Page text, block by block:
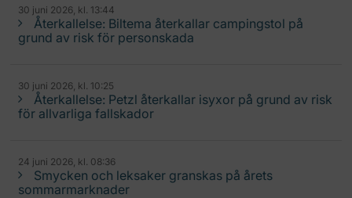
30 juni 2026, kl. 13:44
Återkallelse: Biltema återkallar campingstol på
grund av risk för personskada
30 juni 2026, kl. 10:25
Återkallelse: Petzl återkallar isyxor på grund av risk
för allvarliga fallskador
24 juni 2026, kl. 08:36
Smycken och leksaker granskas på årets
sommarmarknader